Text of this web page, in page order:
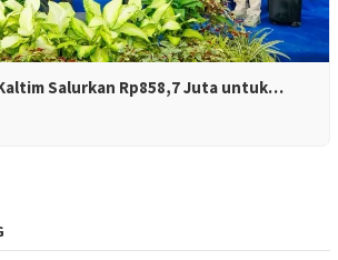
Salurkan Rp858,7 Juta untuk…